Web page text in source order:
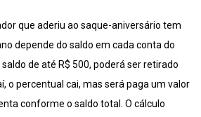
que aderiu ao saque-aniversário tem
depende do saldo em cada conta do
saldo de até R$ 500, poderá ser retirado
o percentual cai, mas será paga um valor
conforme o saldo total. O cálculo